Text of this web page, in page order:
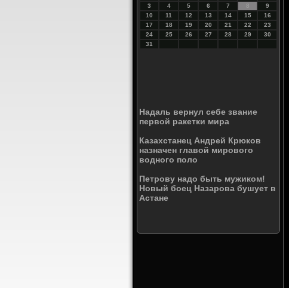
3
4 5 6 7 8
9
10
11 12 13 14 15
16
17
18 19 20 21 22
23
24
25 26 27 28 29
30
31
Надаль вернул себе звание
первой ракетки мира
Казахстанец Андрей Крюков
назначен главой мирового
водного поло
Петрову надо быть мужиком!
Новый боец Назарова бушует в
Астане